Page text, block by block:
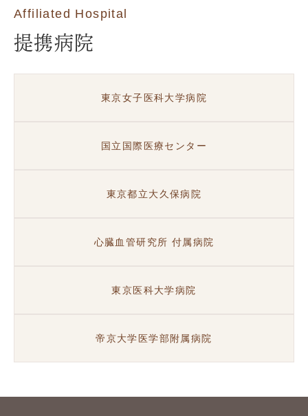
Affiliated Hospital
提携病院
東京女子医科大学病院
国立国際医療センター
東京都立大久保病院
心臓血管研究所 付属病院
東京医科大学病院
帝京大学医学部附属病院